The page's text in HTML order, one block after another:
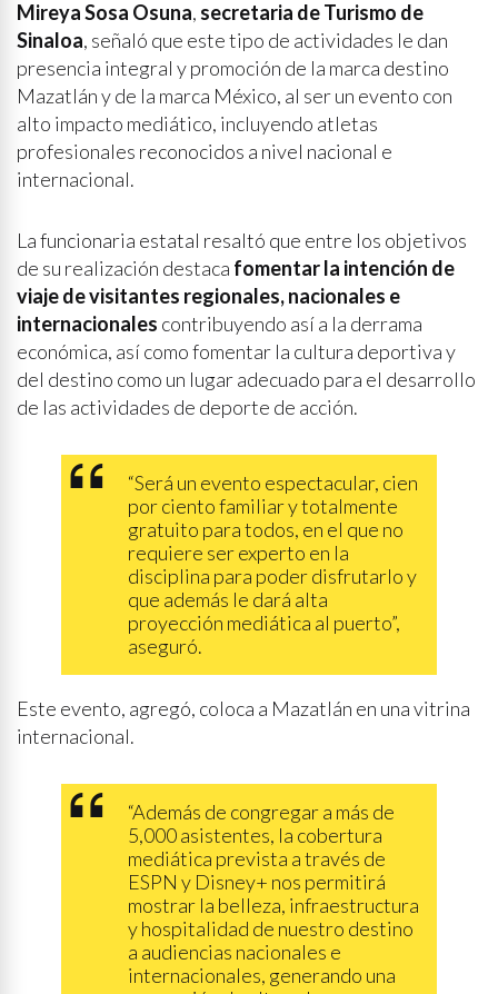
Mireya Sosa Osuna, secretaria de Turismo de
Sinaloa, señaló que este tipo de actividades le dan
presencia integral y promoción de la marca destino
Mazatlán y de la marca México, al ser un evento con
alto impacto mediático, incluyendo atletas
profesionales reconocidos a nivel nacional e
internacional.
La funcionaria estatal resaltó que entre los objetivos
de su realización destaca fomentar la intención de
viaje de visitantes regionales, nacionales e
internacionales contribuyendo así a la derrama
económica, así como fomentar la cultura deportiva y
del destino como un lugar adecuado para el desarrollo
de las actividades de deporte de acción.
“Será un evento espectacular, cien
por ciento familiar y totalmente
gratuito para todos, en el que no
requiere ser experto en la
disciplina para poder disfrutarlo y
que además le dará alta
proyección mediática al puerto”,
aseguró.
Este evento, agregó, coloca a Mazatlán en una vitrina
internacional.
“Además de congregar a más de
5,000 asistentes, la cobertura
mediática prevista a través de
ESPN y Disney+ nos permitirá
mostrar la belleza, infraestructura
y hospitalidad de nuestro destino
a audiencias nacionales e
internacionales, generando una